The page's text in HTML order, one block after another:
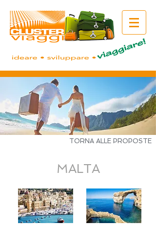
TORNA ALLE PROPOSTE
MALTA